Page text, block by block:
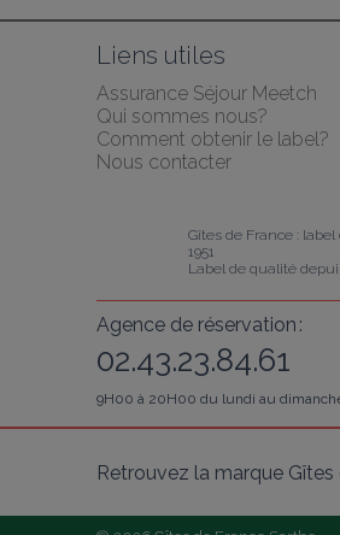
Liens utiles
Assurance Séjour Meetch
Qui sommes nous?
Comment obtenir le label?
Nous contacter
Gîtes de France :
1951
Label de qualité
Agence de réservation :
02.43.23.84.61
9H00 à 20H00 du lundi au
Retrouvez la marque